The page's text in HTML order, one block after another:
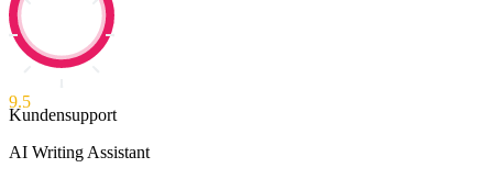
9.5
Kundensupport
AI Writing Assistant